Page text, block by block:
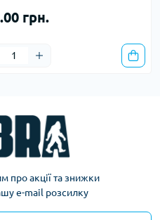
грн.
про акції та знижки
e-mail розсилку